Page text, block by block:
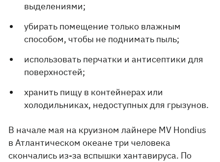
выделениями;
убирать помещение только влажным
способом, чтобы не поднимать пыль;
использовать перчатки и антисептики для
поверхностей;
хранить пищу в контейнерах или
холодильниках, недоступных для грызунов.
В начале мая на круизном лайнере MV Hondius
в Атлантическом океане три человека
скончались из-за вспышки хантавируса. По